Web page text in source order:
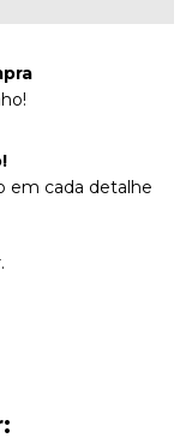
em cada detalhe